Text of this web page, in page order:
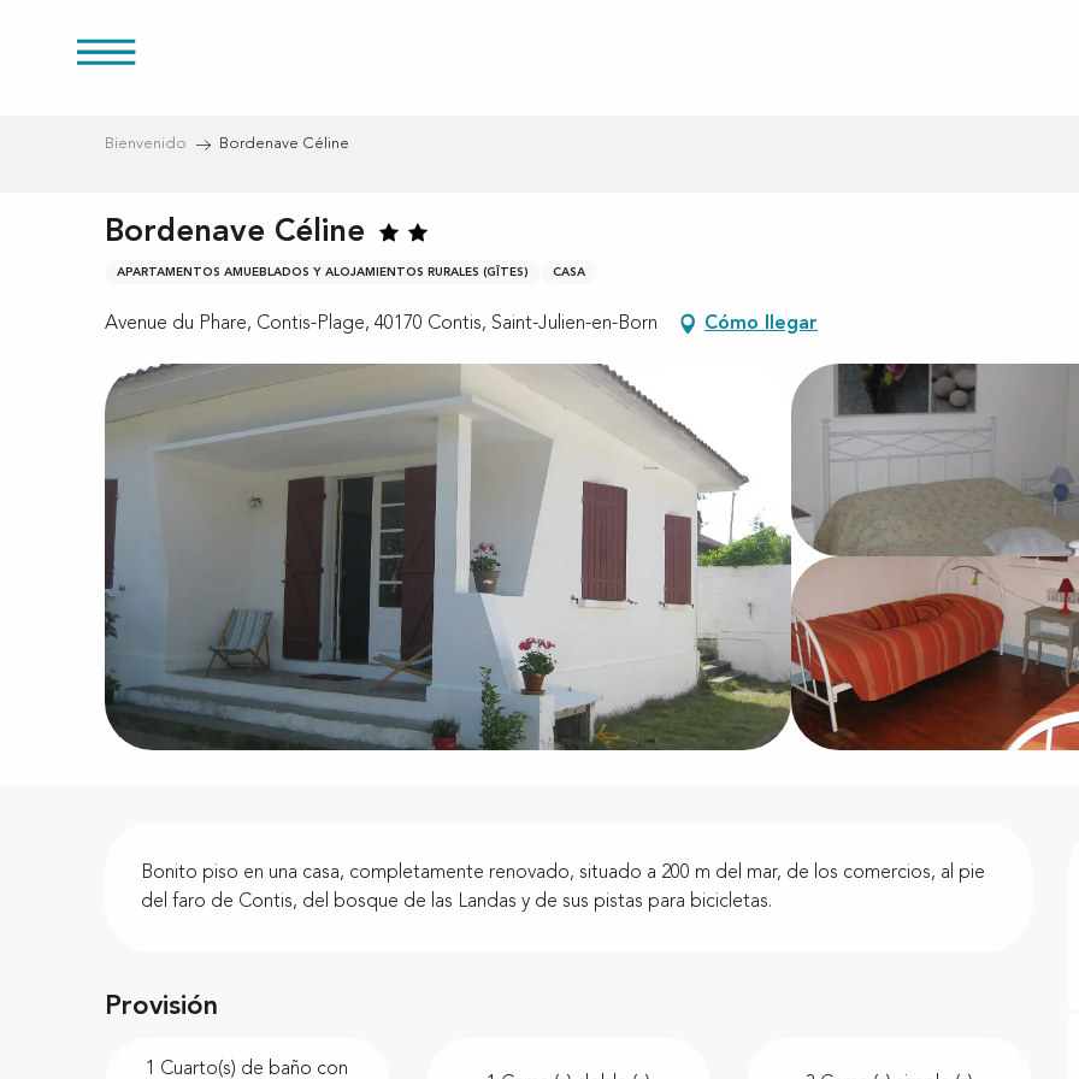
Bienvenido Bordenave Céline
Bordenave Céline
APARTAMENTOS AMUEBLADOS Y ALOJAMIENTOS RURALES (GÎTES) CASA
Avenue du Phare, Contis-Plage, 40170 Contis, Saint-Julien-en-Born Cómo llegar
Descripción
Bonito piso en una casa, completamente renovado, situado a 200 m del mar, de los comercios, al pie
del faro de Contis, del bosque de las Landas y de sus pistas para bicicletas.
Provisión
1 Cuarto(s) de baño con